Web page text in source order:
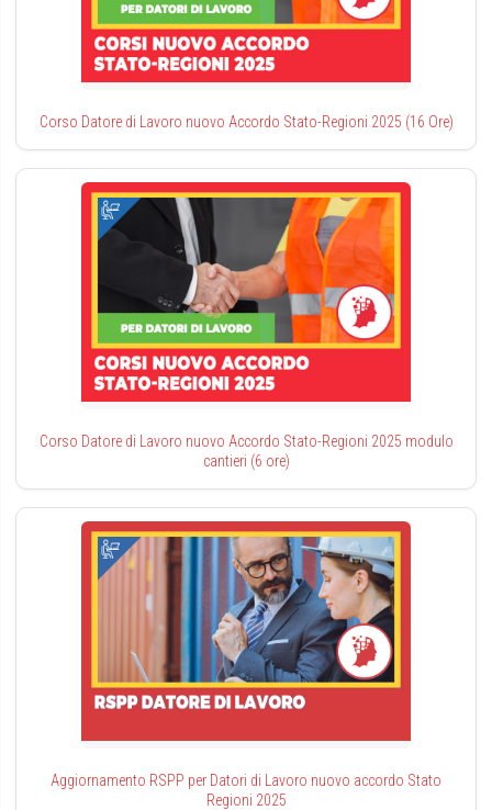
Corso Datore di Lavoro nuovo Accordo Stato-Regioni 2025 (16 Ore)
Corso Datore di Lavoro nuovo Accordo Stato-Regioni 2025 modulo
cantieri (6 ore)
Aggiornamento RSPP per Datori di Lavoro nuovo accordo Stato
Regioni 2025